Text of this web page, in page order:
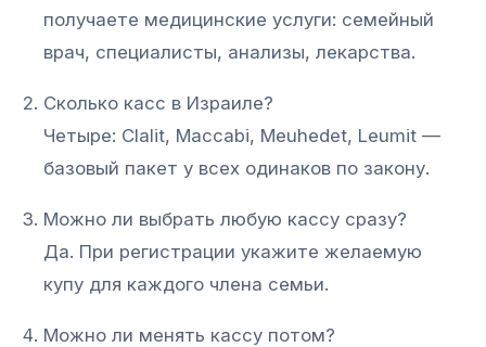
получаете медицинские услуги: семейный
врач, специалисты, анализы, лекарства.
Сколько касс в Израиле?
Четыре: Clalit, Maccabi, Meuhedet, Leumit —
базовый пакет у всех одинаков по закону.
Можно ли выбрать любую кассу сразу?
Да. При регистрации укажите желаемую
купу для каждого члена семьи.
Можно ли менять кассу потом?